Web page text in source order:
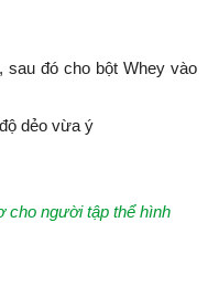
đó cho bột Whey vào
dẻo vừa ý
cho người tập thể hình